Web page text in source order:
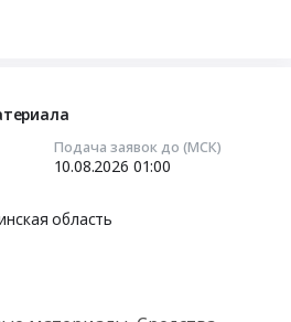
Подача заявок до (МСК)
10.08.2026 01:00
область